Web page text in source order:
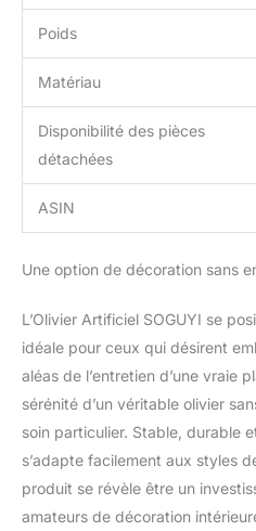
Poids
Matériau
Disponibilité des pièces
détachées
ASIN
Une option de décoration sans
L’Olivier Artificiel SOGUYI se
idéale pour ceux qui désirent
aléas de l’entretien d’une vraie
sérénité d’un véritable olivier
soin particulier. Stable, durable
s’adapte facilement aux styles
produit se révèle être un
amateurs de décoration